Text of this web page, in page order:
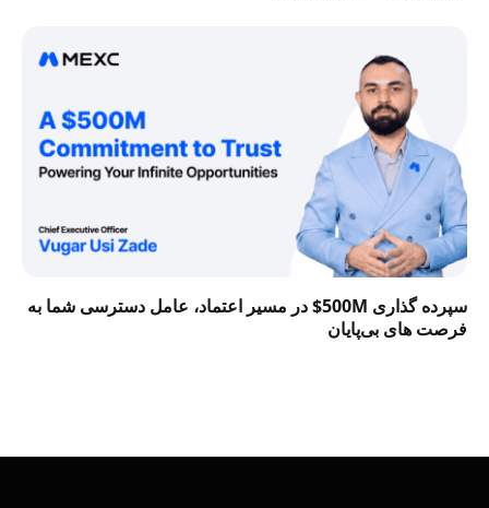
سپرده گذاری 500M$ در مسیر اعتماد، عامل دسترسی شما به
فرصت‌ های بی‌پایان